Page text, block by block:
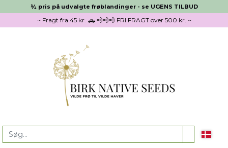
½ pris på udvalgte frøblandinger - se UGENS TILBUD
~ Fragt fra 45 kr. 🛻 💨💨💨 FRI FRAGT over 500 kr. ~